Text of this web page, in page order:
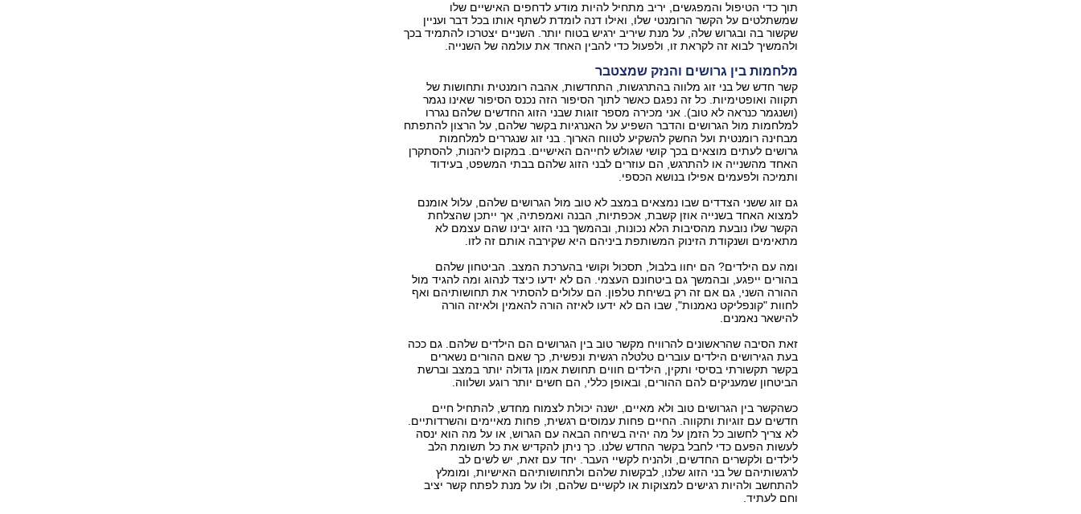
תוך כדי הטיפול והמפגשים, יריב מתחיל להיות מודע לדחפים האישיים שלו
שמשתלטים על הקשר הרומנטי שלו, ואילו דנה לומדת לשתף אותו בכל דבר ועניין
שקשור בה ובגרוש שלה, על מנת שיריב ירגיש בטוח יותר. השניים יצטרכו להתמיד בכך
ולהמשיך לבוא זה לקראת זו, ולפעול כדי להבין האחד את עולמה של השנייה.
מלחמות בין גרושים והנזק שמצטבר
קשר חדש של בני זוג מלווה בהתרגשות, התחדשות, אהבה רומנטית ותחושות של
תקווה ואופטימיות. כל זה נפגם כאשר לתוך הסיפור הזה נכנס הסיפור שאינו נגמר
(ושנגמר כנראה לא טוב). אני מכירה מספר זוגות שבני הזוג החדשים שלהם נגררו
למלחמות מול הגרושים והדבר השפיע על האנרגיות בקשר שלהם, על הרצון להתפתח
מבחינה רומנטית ועל החשק להשקיע לטווח הארוך. בני זוג שנגררים למלחמות
גרושים לעתים מוצאים בכך קושי שגולש לחייהם האישיים. במקום ליהנות, להסתקרן
האחד מהשנייה או להתרגש, הם עוזרים לבני הזוג שלהם בבתי המשפט, בעידוד
ותמיכה ולפעמים אפילו בנושא הכספי.
גם זוג ששני הצדדים שבו נמצאים במצב לא טוב מול הגרושים שלהם, עלול אומנם
למצוא האחד בשנייה אוזן קשבת, אכפתיות, הבנה ואמפתיה, אך ייתכן שהצלחת
הקשר שלו נובעת מהסיבות הלא נכונות, ובהמשך בני הזוג יבינו שהם עצמם לא
מתאימים ושנקודת הזינוק המשותפת ביניהם היא שקירבה אותם זה לזו.
ומה עם הילדים? הם יחוו בלבול, תסכול וקושי בהערכת המצב. הביטחון שלהם
בהורים ייפגע, ובהמשך גם ביטחונם העצמי. הם לא ידעו כיצד לנהוג ומה להגיד מול
ההורה השני, גם אם זה רק בשיחת טלפון. הם עלולים להסתיר את תחושותיהם ואף
לחוות "קונפליקט נאמנות", שבו הם לא ידעו לאיזה הורה להאמין ולאיזה הורה
להישאר נאמנים.
זאת הסיבה שהראשונים להרוויח מקשר טוב בין הגרושים הם הילדים שלהם. גם ככה
בעת הגירושים הילדים עוברים טלטלה רגשית ונפשית, כך שאם ההורים נשארים
בקשר תקשורתי בסיסי ותקין, הילדים חווים תחושת אמון גדולה יותר במצב וברשת
הביטחון שמעניקים להם ההורים, ובאופן כללי, הם חשים יותר רוגע ושלווה.
כשהקשר בין הגרושים טוב ולא מאיים, ישנה יכולת לצמוח מחדש, להתחיל חיים
חדשים עם זוגיות ותקווה. החיים פחות עמוסים רגשית, פחות מאיימים והשרדותיים.
לא צריך לחשוב כל הזמן על מה יהיה בשיחה הבאה עם הגרוש, או על מה הוא ינסה
לעשות הפעם כדי לחבל בקשר החדש שלנו. כך ניתן להקדיש את כל תשומת הלב
לילדים ולקשרים החדשים, ולהניח לקשיי העבר. יחד עם זאת, יש לשים לב
לרגשותיהם של בני הזוג שלנו, לבקשות שלהם ולתחושותיהם האישיות, ומומלץ
להתחשב ולהיות רגישים למצוקות או לקשיים שלהם, ולו על מנת לפתח קשר יציב
וחם לעתיד.